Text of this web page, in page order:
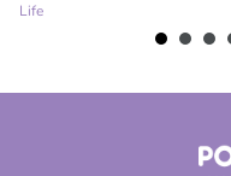
Life